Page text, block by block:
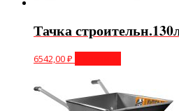
Тачка
6542,00₽